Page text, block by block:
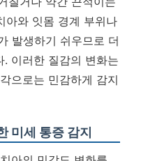
아와 잇몸 경계 부위나
발생하기 쉬우므로 더
이러한 질감의 변화는
으로는 민감하게 감지
미세 통증 감지